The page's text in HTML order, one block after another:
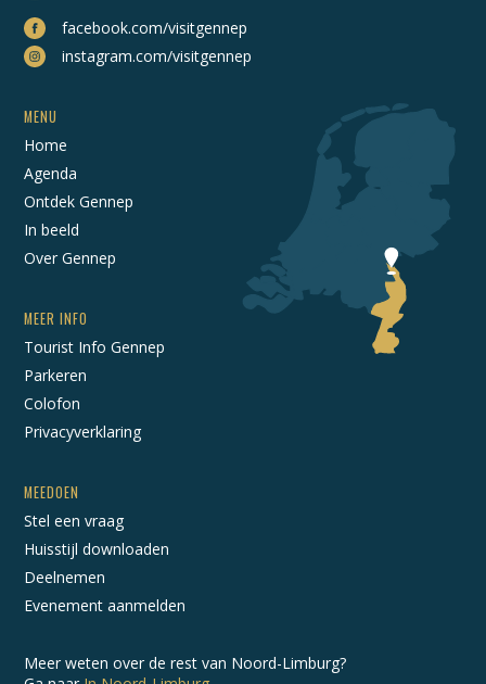
facebook.com/visitgennep
instagram.com/visitgennep
MENU
Home
Agenda
Ontdek Gennep
In beeld
Over Gennep
MEER INFO
Tourist Info Gennep
Parkeren
Colofon
Privacyverklaring
MEEDOEN
Stel een vraag
Huisstijl downloaden
Deelnemen
Evenement aanmelden
Meer weten over de rest van Noord-Limburg?